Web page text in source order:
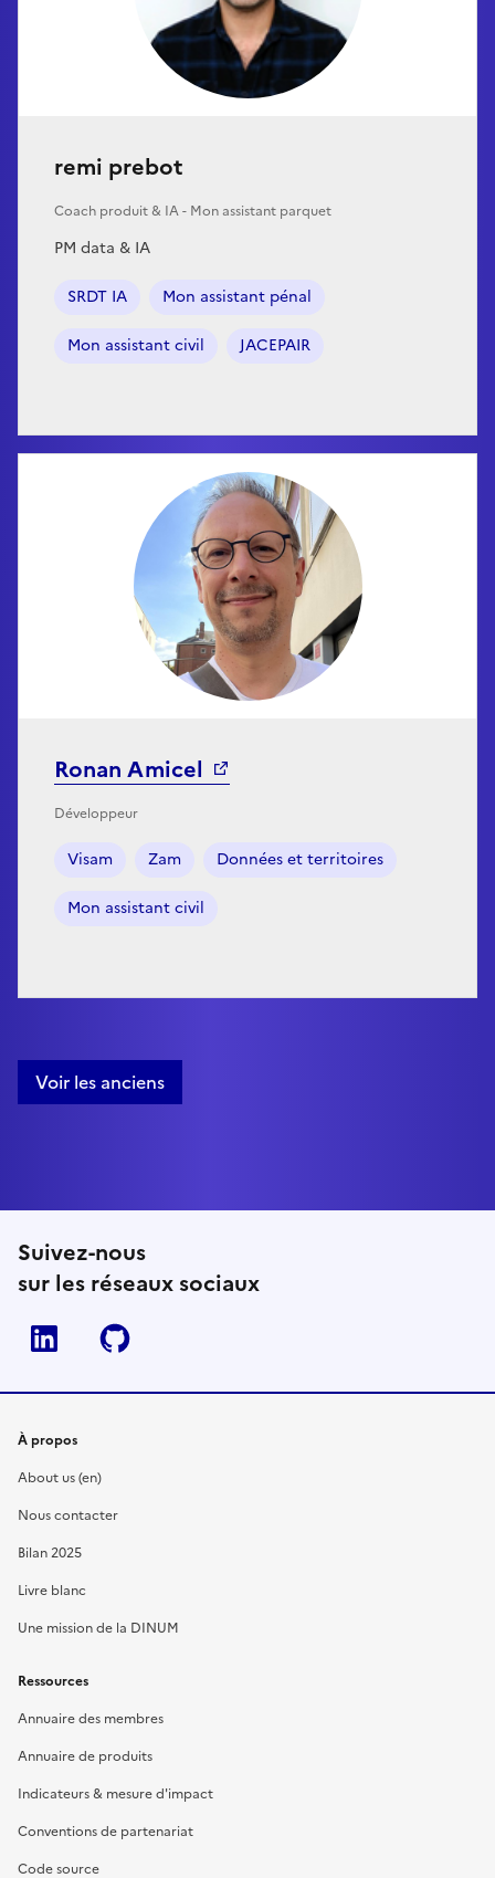
remi prebot
Coach produit & IA - Mon assistant parquet
PM data & IA
SRDT IA Mon assistant pénal
Mon assistant civil JACEPAIR
Ronan Amicel
Développeur
Visam Zam Données et territoires
Mon assistant civil
Voir les anciens
Suivez-nous
sur les réseaux sociaux
Linkedin
À propos
About us (en)
Nous contacter
Bilan 2025
Livre blanc
Une mission de la DINUM
Ressources
Annuaire des membres
Annuaire de produits
Indicateurs & mesure d'impact
Conventions de partenariat
Code source